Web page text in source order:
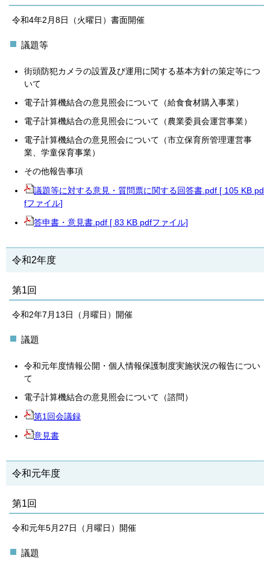
令和4年2月8日（火曜日）書面開催
議題等
街頭防犯カメラの設置及び運用に関する基本方針の策定等につ
いて
電子計算機結合の意見照会について（給食食材購入事業）
電子計算機結合の意見照会について（農業委員会運営事業）
電子計算機結合の意見照会について（市立保育所管理運営事
業、学童保育事業）
その他報告事項
議題等に対する意見・質問票に関する回答書.pdf [ 105 KB pd
fファイル]
答申書・意見書.pdf [ 83 KB pdfファイル]
令和2年度
第1回
令和2年7月13日（月曜日）開催
議題
令和元年度情報公開・個人情報保護制度実施状況の報告につい
て
電子計算機結合の意見照会について（諮問）
第1回会議録
意見書
令和元年度
第1回
令和元年5月27日（月曜日）開催
議題